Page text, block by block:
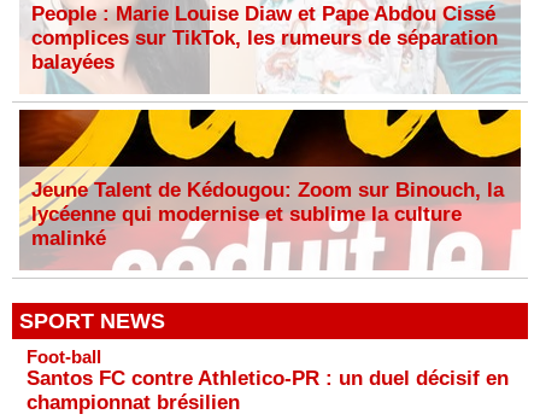
People : Marie Louise Diaw et Pape Abdou Cissé
complices sur TikTok, les rumeurs de séparation
balayées
Jeune Talent de Kédougou: Zoom sur Binouch, la
lycéenne qui modernise et sublime la culture
malinké
SPORT NEWS
Foot-ball
Santos FC contre Athletico-PR : un duel décisif en
championnat brésilien